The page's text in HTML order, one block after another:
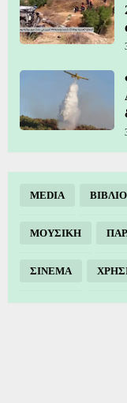
MEDIA ΒΙΒΛΙΟ
ΜΟΥΣΙΚΗ
ΣΙΝΕΜΑ